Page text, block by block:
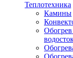
Теплотехника
Камины